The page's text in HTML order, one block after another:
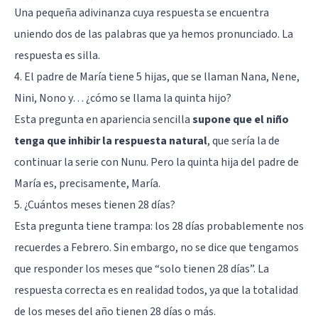
Una pequeña adivinanza cuya respuesta se encuentra
uniendo dos de las palabras que ya hemos pronunciado. La
respuesta es silla.
4. El padre de María tiene 5 hijas, que se llaman Nana, Nene,
Nini, Nono y… ¿cómo se llama la quinta hijo?
Esta pregunta en apariencia sencillasupone que el niño
tenga que inhibir la respuesta natural, que sería la de
continuar la serie con Nunu. Pero la quinta hija del padre de
María es, precisamente, María.
5. ¿Cuántos meses tienen 28 días?
Esta pregunta tiene trampa: los 28 días probablemente nos
recuerdes a Febrero. Sin embargo, no se dice que tengamos
que responder los meses que “solo tienen 28 días”. La
respuesta correcta es en realidad todos, ya que la totalidad
de los meses del año tienen 28 días o más.